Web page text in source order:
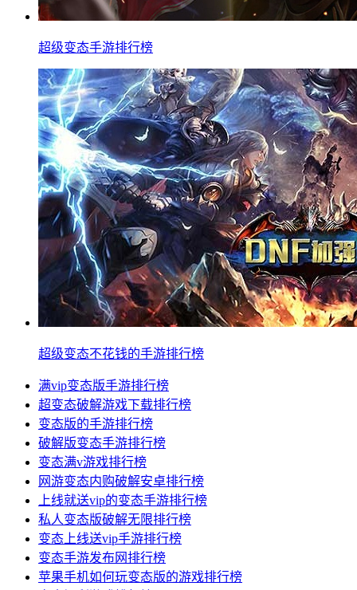
超级变态手游排行榜
超级变态不花钱的手游排行榜
满vip变态版手游排行榜
超变态破解游戏下载排行榜
变态版的手游排行榜
破解版变态手游排行榜
变态满v游戏排行榜
网游变态内购破解安卓排行榜
上线就送vip的变态手游排行榜
私人变态版破解无限排行榜
变态上线送vip手游排行榜
变态手游发布网排行榜
苹果手机如何玩变态版的游戏排行榜